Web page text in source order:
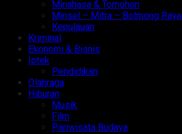
Minahasa & Tomohon
Minsel – Mitra – Bolmong Raya
Kepulauan
Kriminal
Ekonomi & Bisnis
Iptek
Pendidikan
Olahraga
Hiburan
Musik
Film
Pariwisata Budaya